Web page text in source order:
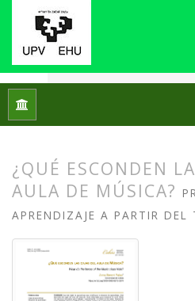
Inicio Núm. 31
¿QUÉ ESCONDEN
AULA DE MÚSICA?
APRENDIZAJE A PARTIR DEL